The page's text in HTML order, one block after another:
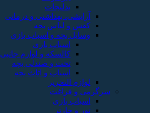
بدلیجات
آرایشی، بهداشتی و درمانی
کفش و لباس بچه
وسایل بچه و اسباب بازی
اسباب بازی
کالسکه و لوازم جانبی
تخت و صندلی بچه
اسباب و اثاث بچه
لوازم التحریر
سرگرمی و فراغت
اسباب‌ بازی
تور و چارتر